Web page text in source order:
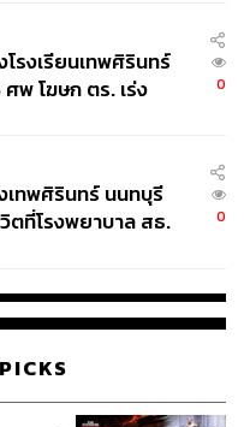
รงเรียนเทพศิรินทร์
พ โฆษก ตร. เร่ง
0
เทพศิรินทร์ นนทบุรี
ตที่โรงพยาบาล สธ.
0